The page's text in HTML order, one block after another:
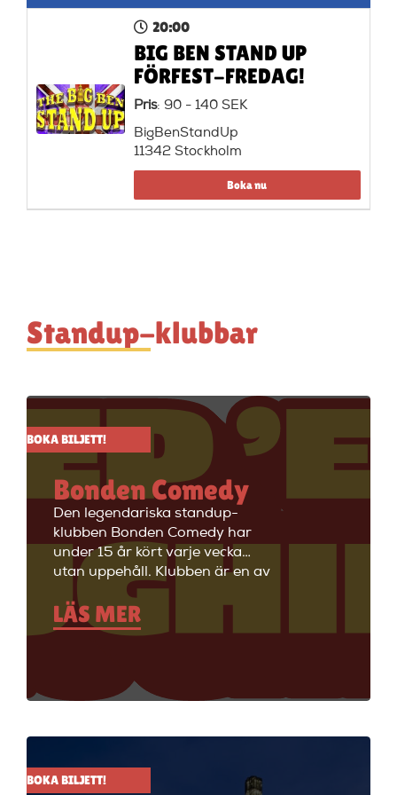
20:00
BIG BEN STAND UP
FÖRFEST-FREDAG!
Pris: 90 - 140 SEK
BigBenStandUp
11342 Stockholm
Boka nu
Standup-klubbar
BOKA BILJETT!
Bonden Comedy
Den legendariska standup-
klubben Bonden Comedy har
under 15 år kört varje vecka
utan uppehåll. Klubben är en av
Stockholms äldsta
standupklubbar och är känd för
att ha de bästa komikerna i
välkommen till Big Ben Stand
LÄS MER
BOKA BILJETT!